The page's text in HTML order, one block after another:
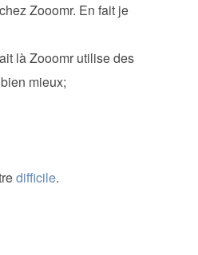
Zooomr. En fait je
là Zooomr utilise des
mieux;
difficile.